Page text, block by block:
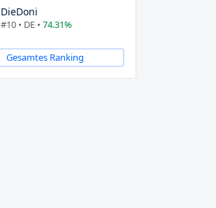
DieDoni
#10 • DE • 74.31%
Gesamtes Ranking